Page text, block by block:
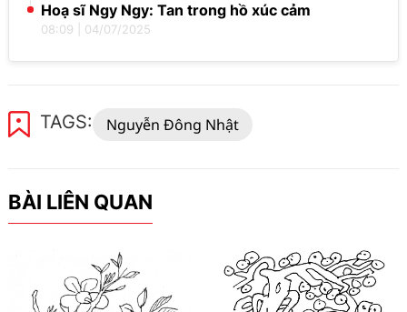
Hoạ sĩ Ngy Ngy: Tan trong hồ xúc cảm
08:09 04/07/2025
TAGS: Nguyễn Đông Nhật
BÀI LIÊN QUAN